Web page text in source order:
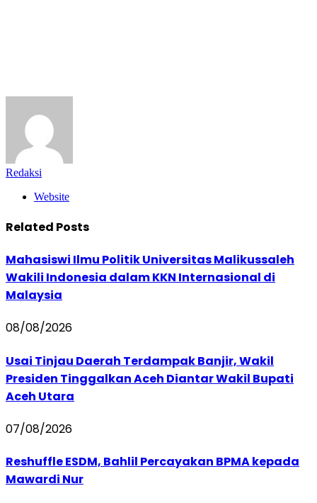
Redaksi
Website
Related Posts
Mahasiswi Ilmu Politik Universitas Malikussaleh
Wakili Indonesia dalam KKN Internasional di
Malaysia
08/08/2026
Usai Tinjau Daerah Terdampak Banjir, Wakil
Presiden Tinggalkan Aceh Diantar Wakil Bupati
Aceh Utara
07/08/2026
Reshuffle ESDM, Bahlil Percayakan BPMA kepada
Mawardi Nur